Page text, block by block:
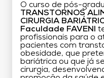
O curso de pós-
TRANSTORNOS
CIRURGIA
Faculdade FAVENI
profissionais para o
pacientes com
obesidade, que
bariátrica ou que já
cirurgia,